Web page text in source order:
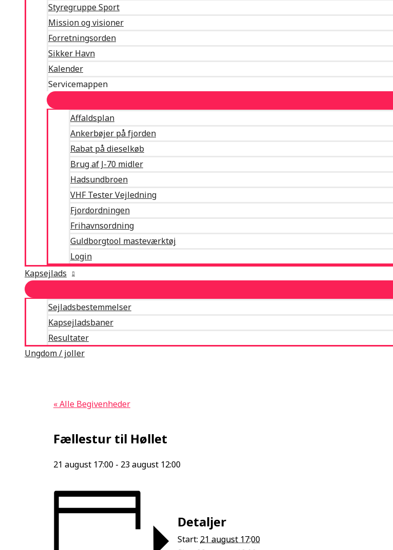
Styregruppe Sport
Mission og visioner
Forretningsorden
Sikker Havn
Kalender
Servicemappen
Affaldsplan
Ankerbøjer på fjorden
Rabat på dieselkøb
Brug af J-70 midler
Hadsundbroen
VHF Tester Vejledning
Fjordordningen
Frihavnsordning
Guldborgtool masteværktøj
Login
Kapsejlads
Sejladsbestemmelser
Kapsejladsbaner
Resultater
Ungdom / joller
« Alle Begivenheder
Fællestur til Høllet
21 august 17:00 - 23 august 12:00
Detaljer
Start: 21 august 17:00